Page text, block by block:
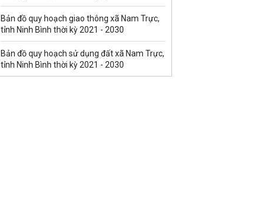
Bản đồ quy hoạch giao thông xã Nam Trực,
tỉnh Ninh Bình thời kỳ 2021 - 2030
Bản đồ quy hoạch sử dụng đất xã Nam Trực,
tỉnh Ninh Bình thời kỳ 2021 - 2030